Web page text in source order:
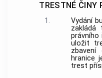
TRESTNÉ ČINY
1.
Vydání
právního
uložit
zbavení
hranice
trest